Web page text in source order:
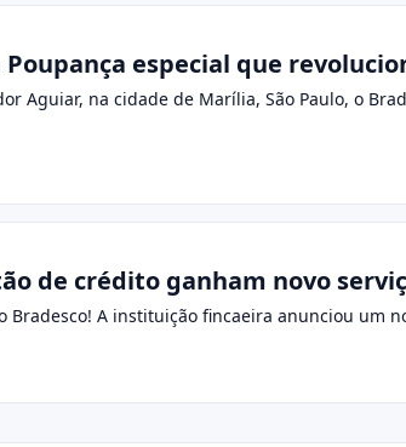
especial que
Aguiar, na cidade de Marília, São Paulo, o
de crédito ganham novo
Bradesco! A instituição fincaeira anunciou um